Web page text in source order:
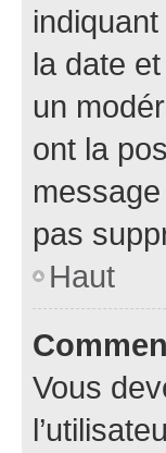
la date
un
ont la
pas
Haut
Vous